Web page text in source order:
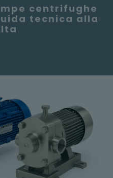
centrifughe
tecnica alla